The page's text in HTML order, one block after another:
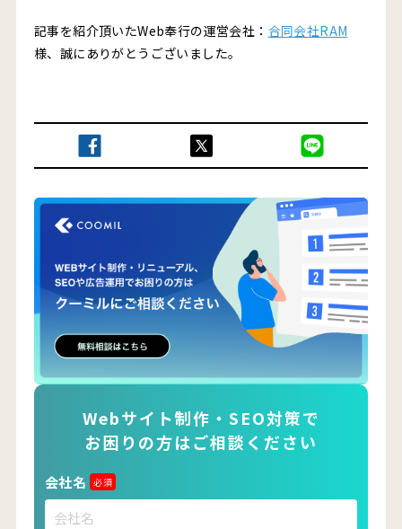
記事を紹介頂いたWeb奉行の運営会社： 合同会社RAM
様、誠にありがとうございました。
Webサイト制作・SEO対策で
お困りの方はご相談ください
会社名 必須